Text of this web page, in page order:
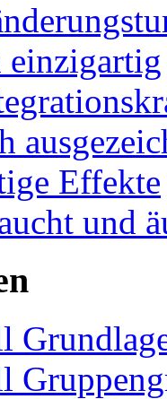
einzigartig
Effekte
und